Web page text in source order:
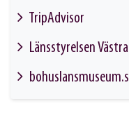
TripAdvisor
Länsstyrelsen